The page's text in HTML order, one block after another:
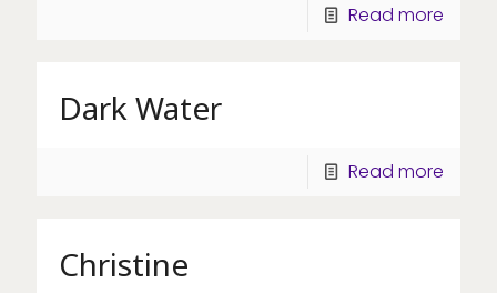
Read more
Dark Water
Read more
Christine